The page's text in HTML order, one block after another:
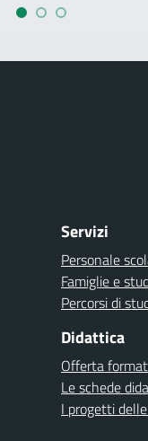
Servizi
Personale
Famiglie e
Percorsi di
Didattica
Offerta
Le schede
I progetti